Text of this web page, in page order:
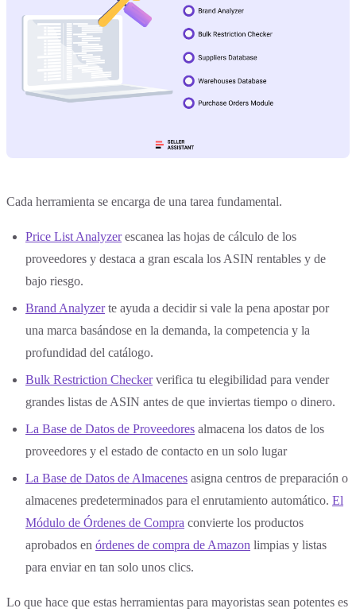
‍Cada herramienta se encarga de una tarea fundamental.
Price List Analyzerescanea las hojas de cálculo de los
proveedores y destaca a gran escala los ASIN rentables y de
bajo riesgo.
Brand Analyzerte ayuda a decidir si vale la pena apostar por
una marca basándose en la demanda, la competencia y la
profundidad del catálogo.
Bulk Restriction Checkerverifica tu elegibilidad para vender
grandes listas de ASIN antes de que inviertas tiempo o dinero.
La Base de Datos de Proveedores almacena los datos de los
proveedores y el estado de contacto en un solo lugar
La Base de Datos de Almacenes asigna centros de preparación o
almacenes predeterminados para el enrutamiento automático. El
Módulo de Órdenes de Compra convierte los productos
aprobados en órdenes de compra de Amazon limpias y listas
para enviar en tan solo unos clics.
Lo que hace que estas herramientas para mayoristas sean potentes es